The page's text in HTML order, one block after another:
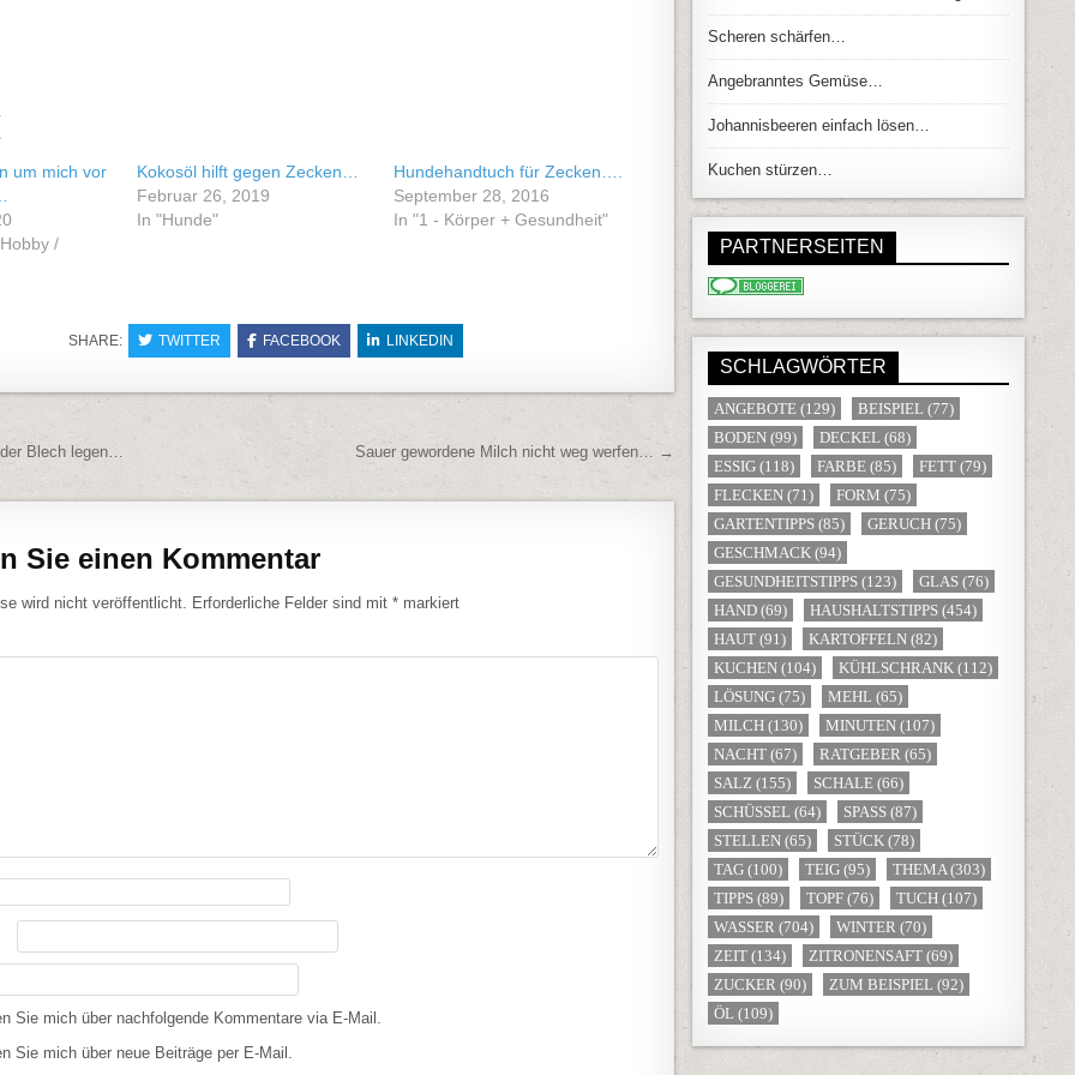
um mich vor
/
Kokosöl hilft gegen Zecken…
Februar 26, 2019
In "Hunde"
Hundehandtuch für Zecken….
September 28, 2016
In "1 - Körper + Gesundheit"
SHARE: TWITTER FACEBOOK LINKEDIN
Sauer gewordene Milch nicht weg werfen… →
Blech legen…
Sie einen Kommentar
wird nicht veröffentlicht. Erforderliche Felder sind mit* markiert
Sie mich über nachfolgende Kommentare via E-Mail.
Sie mich über neue Beiträge per E-Mail.
Scheren schärfen…
Angebranntes Gemüse…
Johannisbeeren einfach lösen…
Kuchen stürzen…
PARTNERSEITEN
SCHLAGWÖRTER
ANGEBOTE(129) BEISPIEL (77)
BODEN(99) DECKEL (68)
ESSIG(118) FARBE(85) FETT(79)
FLECKEN(71) FORM (75)
GARTENTIPPS(85) GERUCH(75)
GESCHMACK(94)
GESUNDHEITSTIPPS(123) GLAS(76)
HAND(69) HAUSHALTSTIPPS(454)
HAUT(91) KARTOFFELN(82)
KUCHEN(104) KÜHLSCHRANK(112)
LÖSUNG(75) MEHL (65)
MILCH(130) MINUTEN(107)
NACHT(67) RATGEBER(65)
SALZ (155) SCHALE(66)
SCHÜSSEL (64) SPASS(87)
STELLEN(65) STÜCK(78)
TAG(100) TEIG(95) THEMA(303)
TIPPS(89) TOPF(76) TUCH(107)
WASSER(704) WINTER(70)
ZEIT(134) ZITRONENSAFT(69)
ZUCKER(90) ZUM BEISPIEL (92)
ÖL (109)